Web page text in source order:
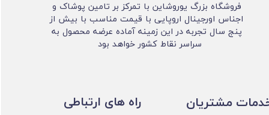
فروشگاه بزرگ یوروشاین با تمرکز بر تامین پوشاک و
اجناس اورجینال اروپایی با قیمت مناسب با بیش از
پنج سال تجربه در این زمینه آماده عرضه محصول به
سراسر نقاط کشور خواهد بود
مشتریان ​​راه های ارتباطی